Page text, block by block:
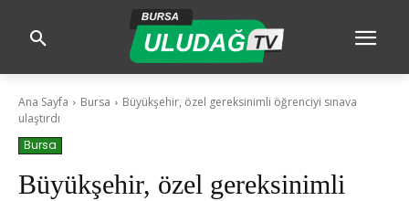
Ana Sayfa Bursa
Büyükşehir, özel gereksinimli öğrenciyi sınava
ulaştırdı
Bursa
Büyükşehir, özel gereksinimli